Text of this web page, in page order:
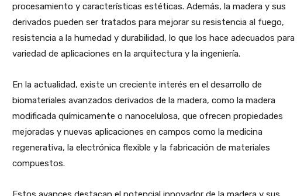
procesamiento y características estéticas. Además, la madera y sus
derivados pueden ser tratados para mejorar su resistencia al fuego,
resistencia a la humedad y durabilidad, lo que los hace adecuados para
variedad de aplicaciones en la arquitectura y la ingeniería.
En la actualidad, existe un creciente interés en el desarrollo de
biomateriales avanzados derivados de la madera, como la madera
modificada químicamente o nanocelulosa, que ofrecen propiedades
mejoradas y nuevas aplicaciones en campos como la medicina
regenerativa, la electrónica flexible y la fabricación de materiales
compuestos.